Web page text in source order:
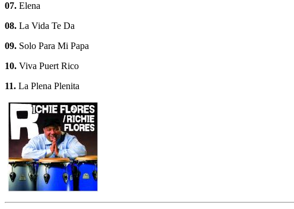
07. Elena
08. La Vida Te Da
09. Solo Para Mi Papa
10. Viva Puert Rico
11. La Plena Plenita